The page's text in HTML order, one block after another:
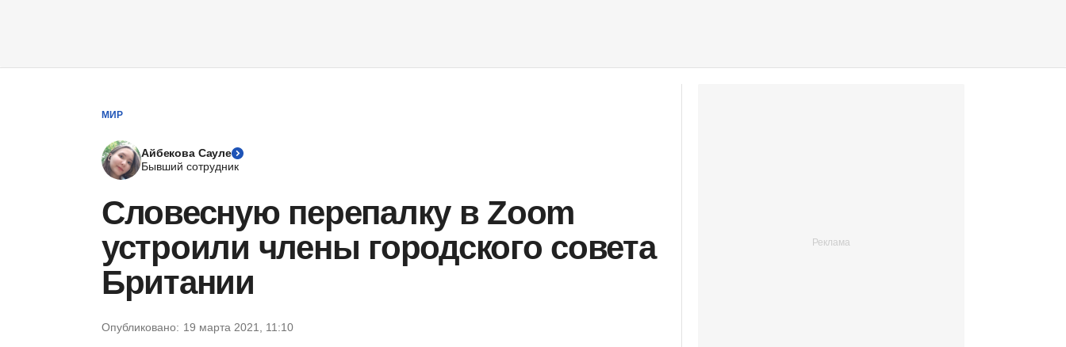
МИР
Айбекова Сауле
Бывший сотрудник
Словесную перепалку в Zoom
устроили члены городского совета
Британии
Опубликовано: 19 марта 2021, 11:10